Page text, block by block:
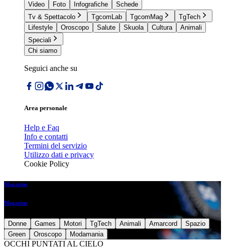
Video
Foto Infografiche
Schede
Tv & Spettacolo
TgcomLab TgcomMag
TgTech
Lifestyle
Oroscopo Salute Skuola Cultura
Animali
Speciali
Chi siamo
Seguici anche su
Area personale
Help e Faq
Info e contatti
Termini del servizio
Utilizzo dati e privacy
Cookie Policy
Magazine
Magazine
Donne Games Motori TgTech Animali Amarcord
Spazio
Green
Oroscopo Modamania
OCCHI PUNTATI AL CIELO